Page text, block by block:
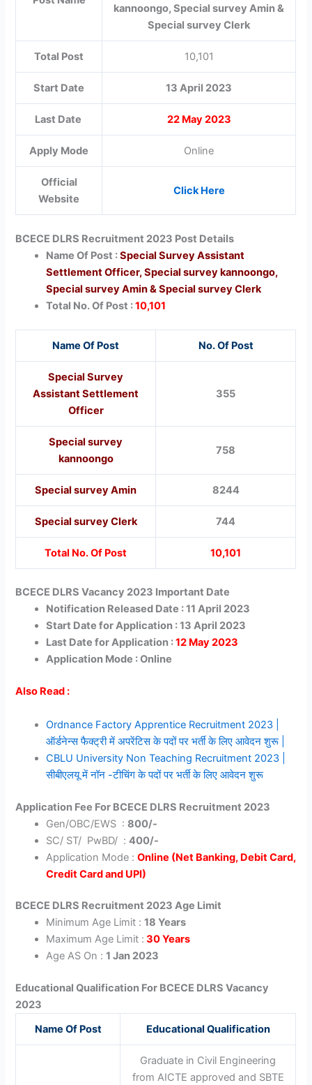
kannoongo, Special survey Amin &
Special survey Clerk
Total Post 10,101
Start Date 13 April 2023
Last Date 22 May 2023
Apply Mode Online
Official
Website
Click Here
BCECE DLRS Recruitment 2023 Post Details
Name Of Post :Special Survey Assistant
Settlement Officer, Special survey kannoongo,
Special survey Amin & Special survey Clerk
Total No. Of Post :10,101
Name Of Post No. Of Post
Special Survey
Assistant Settlement
Officer
355
Special survey
kannoongo
758
Special survey Amin 8244
Special survey Clerk 744
Total No. Of Post 10,101
BCECE DLRS Vacancy 2023 Important Date
Notification Released Date : 11 April 2023
Start Date for Application : 13 April 2023
Last Date for Application :12 May 2023
Application Mode : Online
Also Read :
Ordnance Factory Apprentice Recruitment 2023 |
ऑर्डनेन्स फैक्ट्री में अपरेंटिस के पदों पर भर्ती के लिए आवेदन शुरू |
CBLU University Non Teaching Recruitment 2023 |
सीबीएलयू में नॉन -टीचिंग के पदों पर भर्ती के लिए आवेदन शुरू
Application Fee For BCECE DLRS Recruitment 2023
Gen/OBC/EWS :800/-
SC/ ST/ PwBD/ :400/-
Application Mode :Online (Net Banking, Debit Card,
Credit Card and UPI)
BCECE DLRS Recruitment 2023 Age Limit
Minimum Age Limit :18 Years
Maximum Age Limit : 30 Years
Age AS On :1 Jan 2023
Educational Qualification For BCECE DLRS Vacancy
2023
Name Of Post
Educational Qualification
Graduate in Civil Engineering
from AICTE approved and SBTE